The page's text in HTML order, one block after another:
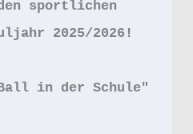
sportlichen
2025/2026!
in der Schule"